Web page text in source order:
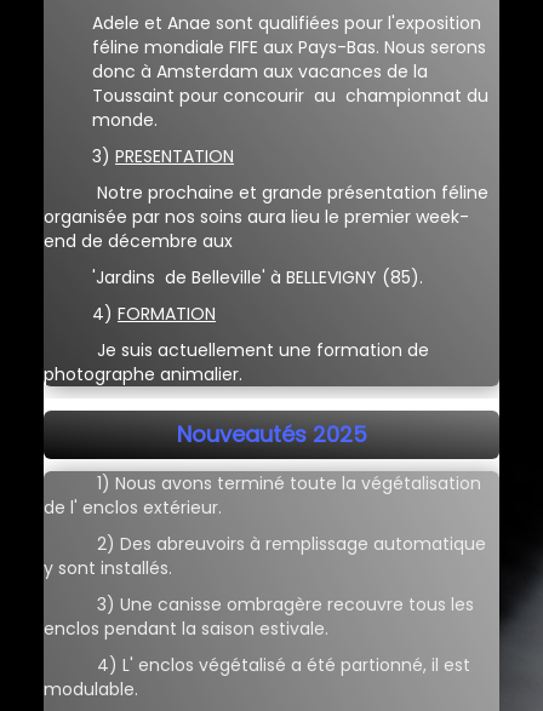
Adele et Anae sont qualifiées pour l'exposition
féline mondiale FIFE aux Pays-Bas. Nous serons
donc à Amsterdam aux vacances de la
Toussaint pour concourir au championnat du
monde.
3) PRESENTATION
Notre prochaine et grande présentation féline
organisée par nos soins aura lieu le premier week-
end de décembre aux
'Jardins de Belleville' à BELLEVIGNY (85).
4) FORMATION
Je suis actuellement une formation de
photographe animalier.
Nouveautés 2025
1) Nous avons terminé toute la végétalisation
de l' enclos extérieur.
2) Des abreuvoirs à remplissage automatique
y sont installés.
3) Une canisse ombragère recouvre tous les
enclos pendant la saison estivale.
4) L' enclos végétalisé a été partionné, il est
modulable.